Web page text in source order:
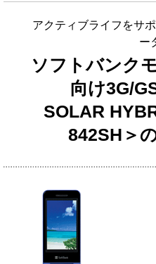
アクティブライフをサ
ー
ソフトバンク
向け3G/
SOLAR
842SH＞